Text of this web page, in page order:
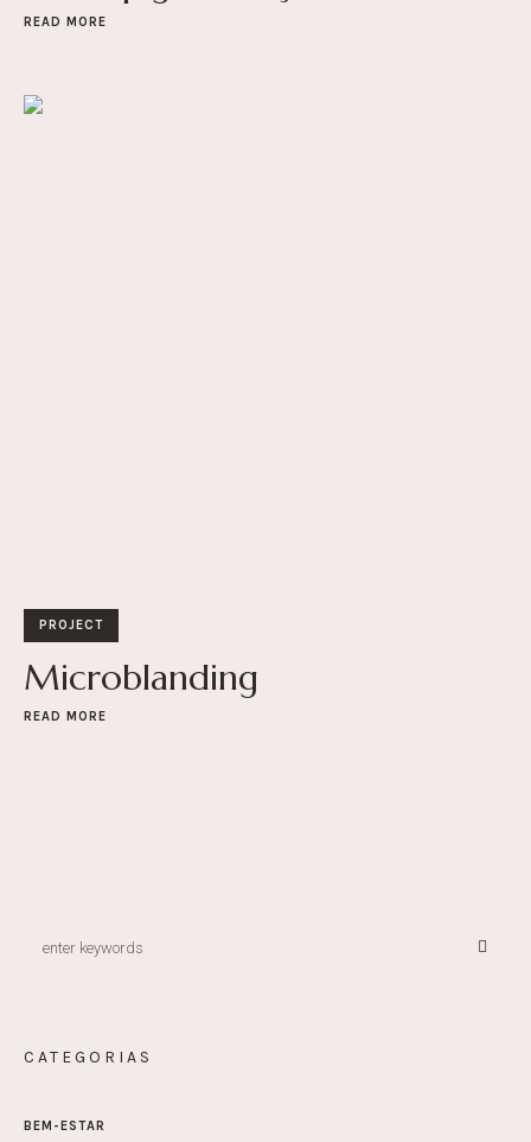
READ MORE
PROJECT
Microblanding
READ MORE
CATEGORIAS
BEM-ESTAR